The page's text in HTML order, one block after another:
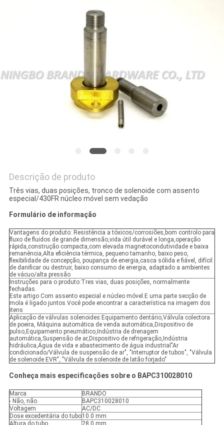
DE
PRIVACIDADE
Descrição de produto
Três vias, duas posições, tronco de solenoide com assento
especial/430FR núcleo móvel sem vedação
Formulário de informação
Vantagens do produto: Resistência a tóxicos/corrosiões,bom controlo para
fluxo de fluidos de grande dimensão,vida útil durável e longa,operação
rápida,construção compacta,com elevada magnetocondutividade e baixa
remanência,Alta eficiência térmica, pequeno tamanho, baixo peso,
flexibilidade de concepção, poupança de energia,casca sólida e fiável, difícil
de danificar ou destruir, baixo consumo de energia, adaptado a ambientes
de vácuo/alta pressão
Instruções para o produto:Tres vias, duas posições, normalmente
fechadas.
Este artigo Com assento especial e núcleo móvel.E uma parte secção de
mola é ligado juntos.Você pode encontrar a característica na imagem dos
itens
Aplicação de válvulas solenoides:Equipamento dentário,Válvula colectora
de poeira, Máquina automática de venda automática,Dispositivo de
pulso,Equipamento pneumático,Indústria de drenagem
automática,Suspensão de ar,Dispositivo de refrigeração,Indústria
hidráulica,Água de vida e abastecimento de água industrial"Ar
condicionado/Válvula de suspensão de ar", "Interruptor de tubos", "Válvula
de solenoide EVR", "Válvula de solenoide de latão forjado"
Conheça mais especificações sobre o BAPC310028010
Marca
BRANDO
- Não, não.
BAPC310028010
Voltagem
AC/DC
Dose excedentária do tubo10.0 mm